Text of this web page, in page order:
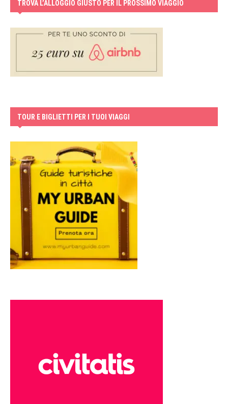
TROVA L’ALLOGGIO GIUSTO PER IL PROSSIMO VIAGGIO
TOUR E BIGLIETTI PER I TUOI VIAGGI